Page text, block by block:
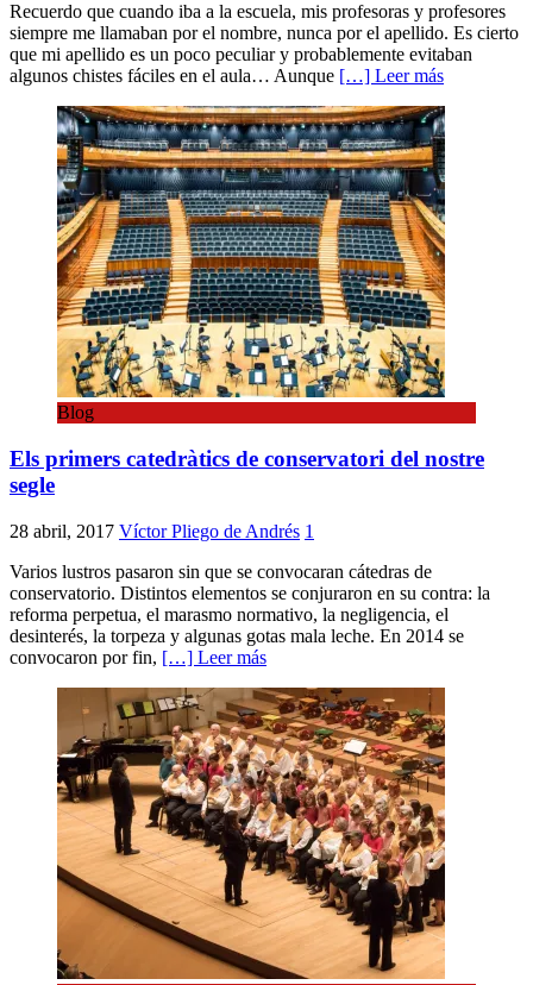
Recuerdo que cuando iba a la escuela, mis profesoras y profesores
siempre me llamaban por el nombre, nunca por el apellido. Es cierto
que mi apellido es un poco peculiar y probablemente evitaban
algunos chistes fáciles en el aula… Aunque […] Leer más
Blog
Els primers catedràtics de conservatori del nostre
segle
28 abril, 2017 Víctor Pliego de Andrés 1
Varios lustros pasaron sin que se convocaran cátedras de
conservatorio. Distintos elementos se conjuraron en su contra: la
reforma perpetua, el marasmo normativo, la negligencia, el
desinterés, la torpeza y algunas gotas mala leche. En 2014 se
convocaron por fin, […] Leer más